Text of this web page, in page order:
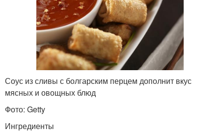
Соус из сливы с болгарским перцем дополнит вкус
мясных и овощных блюд
Фото: Getty
Ингредиенты